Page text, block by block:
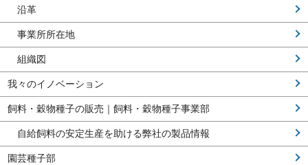
沿革
事業所所在地
組織図
我々のイノベーション
飼料・穀物種子の販売｜飼料・穀物種子事業部
自給飼料の安定生産を助ける弊社の製品情報
園芸種子部